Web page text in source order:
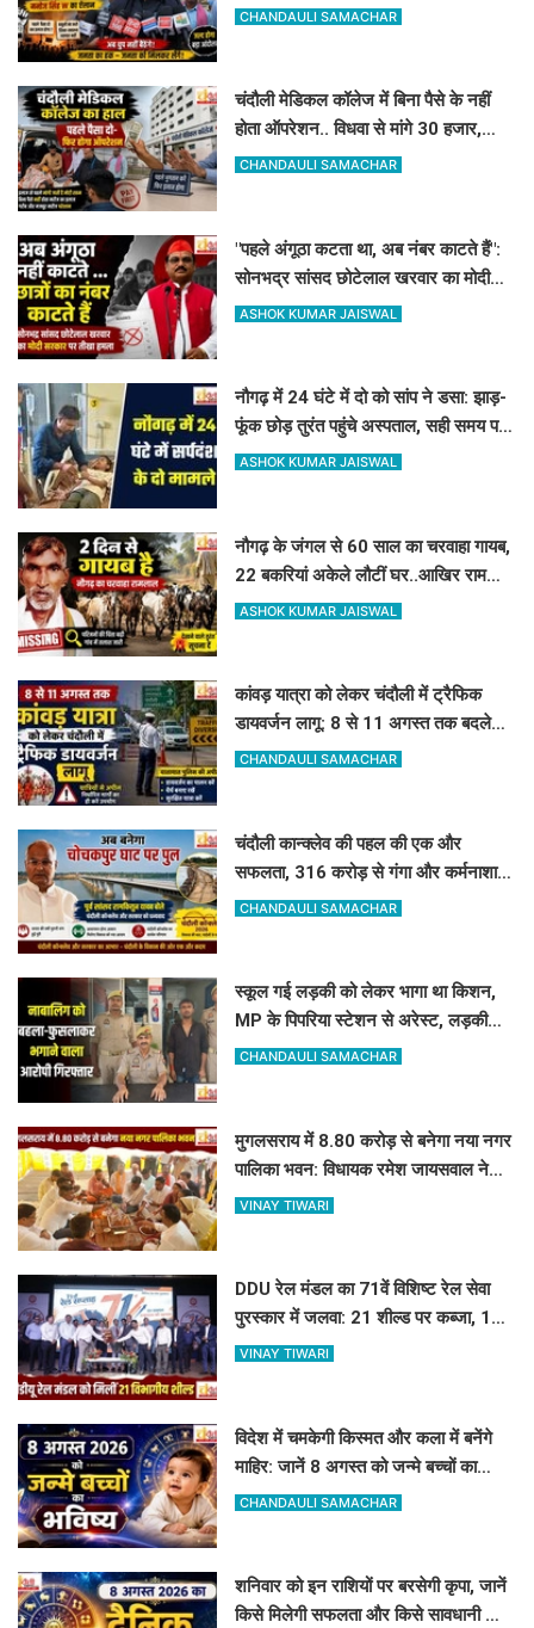
सोमवार को देंगे धरना
CHANDAULI SAMACHAR
चंदौली मेडिकल कॉलेज में बिना पैसे के नहीं
होता ऑपरेशन.. विधवा से मांगे 30 हजार,
DM-प्रिंसिपल-पूर्व विधायक की पैरवी फेल
CHANDAULI SAMACHAR
"पहले अंगूठा कटता था, अब नंबर काटते हैं":
सोनभद्र सांसद छोटेलाल खरवार का मोदी
सरकार पर तीखा हमला
ASHOK KUMAR JAISWAL
नौगढ़ में 24 घंटे में दो को सांप ने डसा: झाड़-
फूंक छोड़ तुरंत पहुंचे अस्पताल, सही समय पर
इलाज से बच गयी जान
ASHOK KUMAR JAISWAL
नौगढ़ के जंगल से 60 साल का चरवाहा गायब,
22 बकरियां अकेले लौटीं घर..आखिर रामलाल
कहां गए?
ASHOK KUMAR JAISWAL
कांवड़ यात्रा को लेकर चंदौली में ट्रैफिक
डायवर्जन लागू: 8 से 11 अगस्त तक बदले
रहेंगे ये रास्ते, देखें पूरी लिस्ट
CHANDAULI SAMACHAR
चंदौली कान्क्लेव की पहल की एक और
सफलता, 316 करोड़ से गंगा और कर्मनाशा
नदी पर बनेंगे 2 नए पुल
CHANDAULI SAMACHAR
स्कूल गई लड़की को लेकर भागा था किशन,
MP के पिपरिया स्टेशन से अरेस्ट, लड़की
सकुशल बरामद
CHANDAULI SAMACHAR
मुगलसराय में 8.80 करोड़ से बनेगा नया नगर
पालिका भवन: विधायक रमेश जायसवाल ने
किया भूमि पूजन
VINAY TIWARI
DDU रेल मंडल का 71वें विशिष्ट रेल सेवा
पुरस्कार में जलवा: 21 शील्ड पर कब्जा, 16
रेलकर्मी भी सम्मानित
VINAY TIWARI
विदेश में चमकेगी किस्मत और कला में बनेंगे
माहिर: जानें 8 अगस्त को जन्मे बच्चों का
जीवन और आज का राशिफल
CHANDAULI SAMACHAR
शनिवार को इन राशियों पर बरसेगी कृपा, जानें
किसे मिलेगी सफलता और किसे सावधानी की